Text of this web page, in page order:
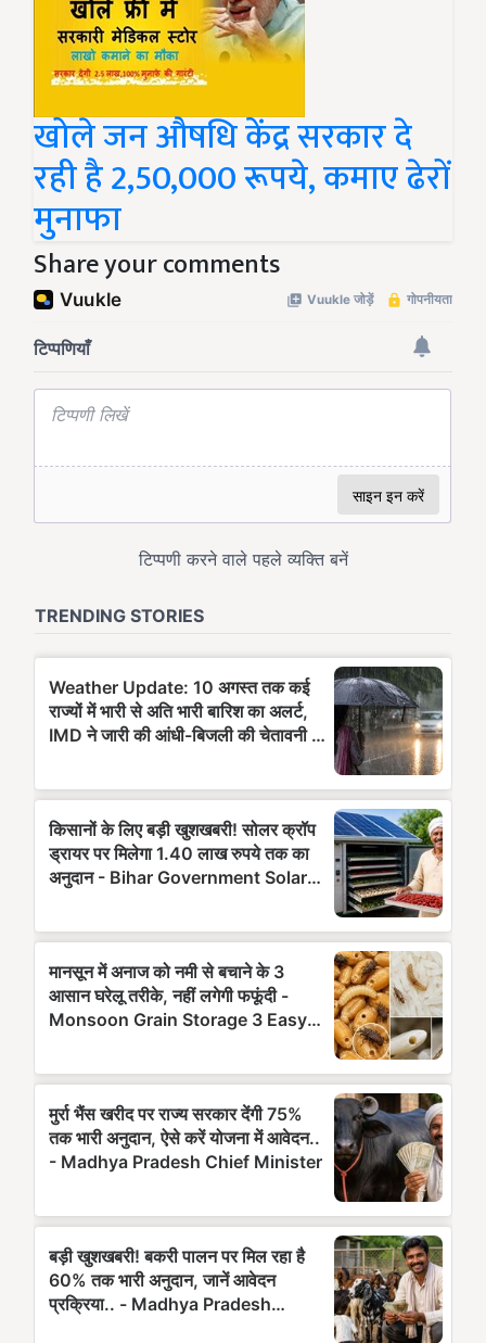
खोले जन औषधि केंद्र सरकार दे
रही है 2,50,000 रूपये, कमाए ढेरों
मुनाफा
Share your comments